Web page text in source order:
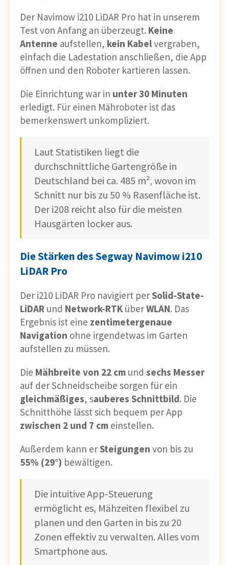
Der Navimow i210 LiDAR Pro hat in unserem
Test von Anfang an überzeugt. Keine
Antenne aufstellen, kein Kabelvergraben,
einfach die Ladestation anschließen, die App
öffnen und den Roboter kartieren lassen.
Die Einrichtung war in unter 30 Minuten
erledigt. Für einen Mähroboter ist das
bemerkenswert unkompliziert.
Laut Statistiken liegt die
durchschnittliche Gartengröße in
Deutschland bei ca. 485 m², wovon im
Schnitt nur bis zu 50 % Rasenfläche ist.
Der i208 reicht also für die meisten
Hausgärten locker aus.
Die Stärken des Segway Navimow i210
LiDAR Pro
Der i210 LiDAR Pro navigiert perSolid-State-
LiDAR und Network-RTK überWLAN. Das
Ergebnis ist eine zentimetergenaue
Navigation ohne irgendetwas im Garten
aufstellen zu müssen.
Die Mähbreite von 22 cm und sechs Messer
auf der Schneidscheibe sorgen für ein
gleichmäßiges, sauberes Schnittbild. Die
Schnitthöhe lässt sich bequem per App
zwischen 2 und 7 cm einstellen.
Außerdem kann erSteigungen von bis zu
55% (29°) bewältigen.
Die intuitive App-Steuerung
ermöglicht es, Mähzeiten flexibel zu
planen und den Garten in bis zu 20
Zonen effektiv zu verwalten. Alles vom
Smartphone aus.